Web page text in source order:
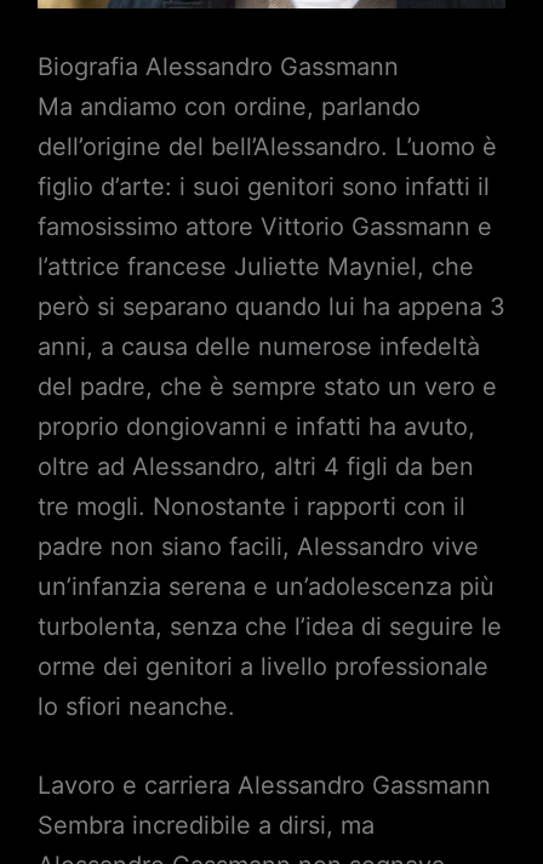
Biografia Alessandro Gassmann
Ma andiamo con ordine, parlando
dell’origine del bell’Alessandro. L’uomo è
figlio d’arte: i suoi genitori sono infatti il
famosissimo attore Vittorio Gassmann e
l’attrice francese Juliette Mayniel, che
però si separano quando lui ha appena 3
anni, a causa delle numerose infedeltà
del padre, che è sempre stato un vero e
proprio dongiovanni e infatti ha avuto,
oltre ad Alessandro, altri 4 figli da ben
tre mogli. Nonostante i rapporti con il
padre non siano facili, Alessandro vive
un’infanzia serena e un’adolescenza più
turbolenta, senza che l’idea di seguire le
orme dei genitori a livello professionale
lo sfiori neanche.
Lavoro e carriera Alessandro Gassmann
Sembra incredibile a dirsi, ma